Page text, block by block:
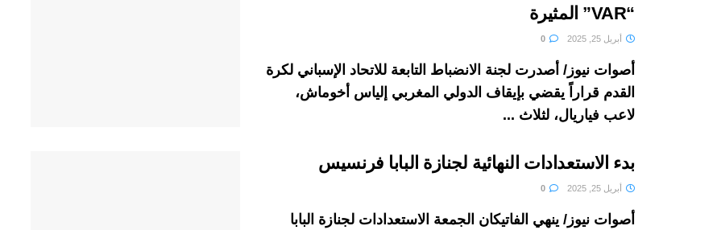
“VAR” المثيرة
أبريل 25, 2025
أصوات نيوز/ أصدرت لجنة الانضباط التابعة للاتحاد الإسباني لكرة
القدم قراراً يقضي بإيقاف الدولي المغربي إلياس أخوماش،
لاعب فياريال، لثلاث ...
بدء الاستعدادات النهائية لجنازة البابا فرنسيس
أبريل 25, 2025
أصوات نيوز/ ينهي الفاتيكان الجمعة الاستعدادات لجنازة البابا